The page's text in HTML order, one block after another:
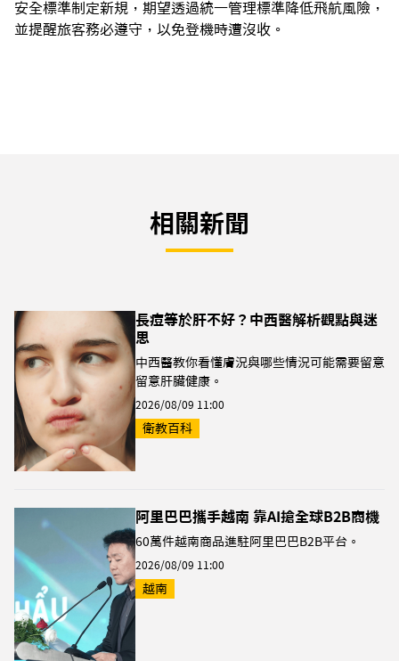
安全標準制定新規，期望透過統一管理標準降低飛航風險，
並提醒旅客務必遵守，以免登機時遭沒收。
相關新聞
長痘等於肝不好？中西醫解析觀點與迷
思
中西醫教你看懂膚況與哪些情況可能需要留意
留意肝臟健康。
2026/08/09 11:00
衛教百科
阿里巴巴攜手越南 靠AI搶全球B2B商機
60萬件越南商品進駐阿里巴巴B2B平台。
2026/08/09 11:00
越南